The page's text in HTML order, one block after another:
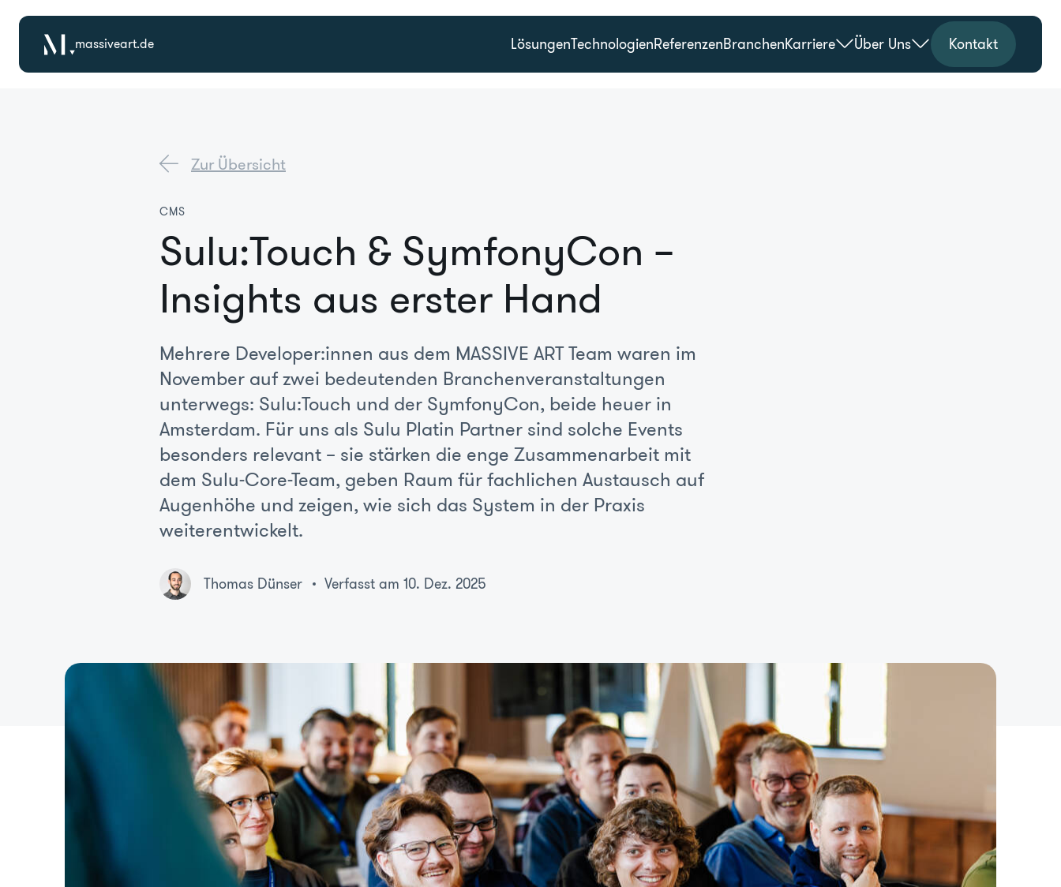
massiveart.de LösungenTechnologienReferenzenBranchenKarriere Über Uns Kontakt
Zur Übersicht
CMS
Sulu:Touch & SymfonyCon –
Insights aus erster Hand
Mehrere Developer:innen aus dem MASSIVE ART Team waren im
November auf zwei bedeutenden Branchenveranstaltungen
unterwegs: Sulu:Touch und der SymfonyCon, beide heuer in
Amsterdam. Für uns als Sulu Platin Partner sind solche Events
besonders relevant – sie stärken die enge Zusammenarbeit mit
dem Sulu-Core-Team, geben Raum für fachlichen Austausch auf
Augenhöhe und zeigen, wie sich das System in der Praxis
weiterentwickelt.
Thomas Dünser Verfasst am 10. Dez. 2025